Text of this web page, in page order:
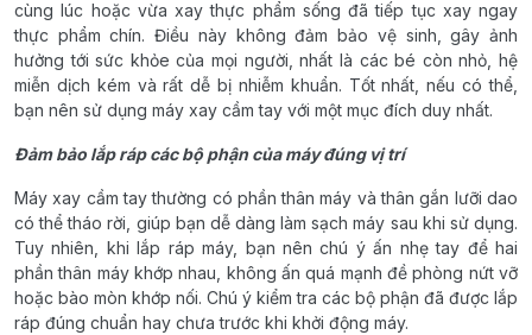
cùng lúc hoặc vừa xay thực phẩm sống đã tiếp tục xay ngay
thực phẩm chín. Điều này không đảm bảo vệ sinh, gây ảnh
hưởng tới sức khỏe của mọi người, nhất là các bé còn nhỏ, hệ
miễn dịch kém và rất dễ bị nhiễm khuẩn. Tốt nhất, nếu có thể,
bạn nên sử dụng máy xay cầm tay với một mục đích duy nhất.
Đảm bảo lắp ráp các bộ phận của máy đúng vị trí
Máy xay cầm tay thường có phần thân máy và thân gắn lưỡi dao
có thể tháo rời, giúp bạn dễ dàng làm sạch máy sau khi sử dụng.
Tuy nhiên, khi lắp ráp máy, bạn nên chú ý ấn nhẹ tay để hai
phần thân máy khớp nhau, không ấn quá mạnh đề phòng nứt vỡ
hoặc bào mòn khớp nối. Chú ý kiểm tra các bộ phận đã được lắp
ráp đúng chuẩn hay chưa trước khi khởi động máy.